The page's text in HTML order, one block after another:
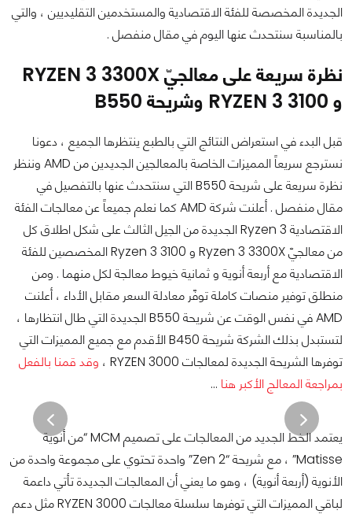
الجديدة المخصصة للفئة الاقتصادية والمستخدمين التقليديين ، والتي
بالمناسبة سنتحدث عنها اليوم في مقال منفصل .
نظرة سريعة على معالجيّ RYZEN 3 3300X
و RYZEN 3 3100 وشريحة B550
قبل البدء في استعراض النتائج التي بالطبع ينتظرها الجميع ، دعونا
نسترجع سريعاً المميزات الخاصة بالمعالجين الجديدين من AMD وننظر
نظرة سريعة على شريحة B550 التي سنتحدث عنها بالتفصيل في
مقال منفصل . أعلنت شركة AMD كما نعلم جميعاً عن معالجات الفئة
الاقتصادية Ryzen 3 الجديدة من الجيل الثالث على شكل اطلاق كل
من معالجيّ Ryzen 3 3300X و Ryzen 3 3100 المخصصين للفئة
الاقتصادية مع أربعة أنوية و ثمانية خيوط معالجة لكل منهما . ومن
منطلق توفير منصات كاملة توفّر معادلة السعر مقابل الأداء ، أعلنت
AMD في نفس الوقت عن شريحة B550 الجديدة التي طال انتظارها ،
لتستبدل بذلك الشركة شريحة B450 الأقدم مع جميع المميزات التي
توفرها الشريحة الجديدة لمعالجات RYZEN 3000 ،
وقد قمنا بالفعل
بمراجعة المعالج الأكبر هنا ...
يعتمد الخط الجديد من المعالجات على تصميم MCM “من أنوية
Matisse” ، مع شريحة “Zen 2” واحدة تحتوي على مجموعة واحدة من
الأنوية (أربعة أنوية) ، وهو ما يعني أن المعالجات الجديدة تأتي داعمة
لباقي المميزات التي توفرها سلسلة معالجات RYZEN 3000 مثل دعم